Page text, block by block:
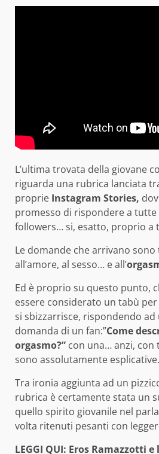
L’ultima trovata della giovane
riguarda una rubrica lanciata
proprie Instagram Stories,
promesso di rispondere a
followers… si, esatto, proprio a
Le domande che arrivano sono
all’amore, al sesso… e all’
Ed è proprio su questo punto,
essere considerato un tabù
si sbizzarrisce, rispondendo ad
domanda di un fan:”Come
orgasmo?” con una… anzi, con
sono assolutamente esplicative.
Tra ironia aggiunta ad un
rubrica è certamente stata un
quello spirito giovanile nel
volta ritenuti pesanti con
LEGGI QUI: Eros Ramazzotti e